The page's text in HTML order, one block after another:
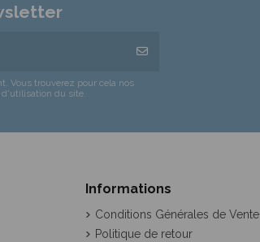
Vous trouverez pour cela nos
du site.
Informations
Conditions Générales de Vente
Politique de retour